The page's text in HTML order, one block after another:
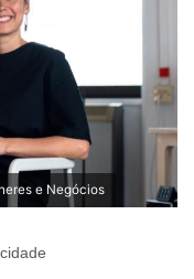
e Negócios